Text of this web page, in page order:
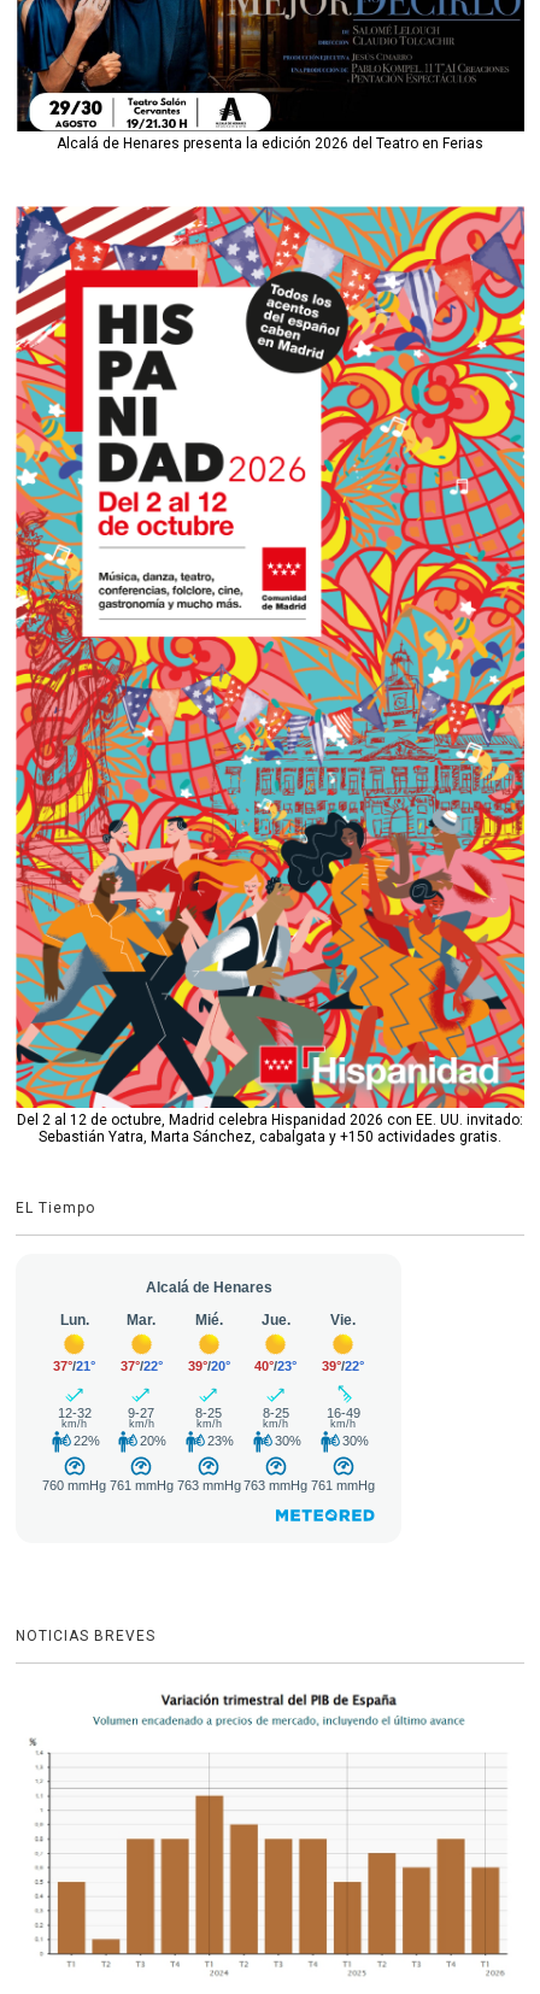
Alcalá de Henares presenta la edición 2026 del Teatro en Ferias
Del 2 al 12 de octubre, Madrid celebra Hispanidad 2026 con EE. UU. invitado:
Sebastián Yatra, Marta Sánchez, cabalgata y +150 actividades gratis.
EL Tiempo
NOTICIAS BREVES